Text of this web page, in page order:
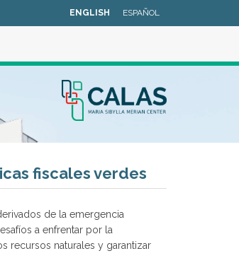
ENGLISH ESPAÑOL
fiscales verdes
de la emergencia
a enfrentar por la
recursos naturales y garantizar